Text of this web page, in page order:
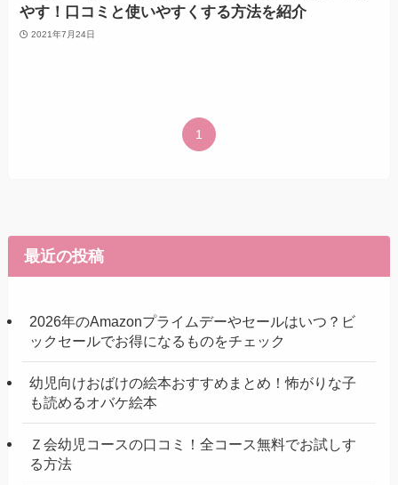
やす！口コミと使いやすくする方法を紹介
2021年7月24日
1
最近の投稿
2026年のAmazonプライムデーやセールはいつ？ビ
ックセールでお得になるものをチェック
幼児向けおばけの絵本おすすめまとめ！怖がりな子
も読めるオバケ絵本
Ｚ会幼児コースの口コミ！全コース無料でお試しす
る方法